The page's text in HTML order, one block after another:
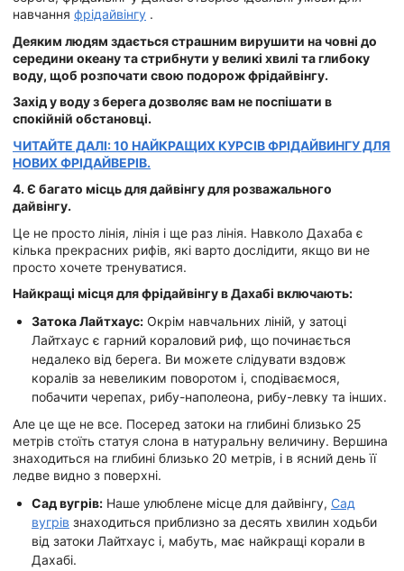
навчання фрідайвінгу .
Деяким людям здається страшним вирушити на човні до
середини океану та стрибнути у великі хвилі та глибоку
воду, щоб розпочати свою подорож фрідайвінгу.
Захід у воду з берега дозволяє вам не поспішати в
спокійній обстановці.
ЧИТАЙТЕ ДАЛІ: 10 НАЙКРАЩИХ КУРСІВ ФРІДАЙВИНГУ ДЛЯ
НОВИХ ФРІДАЙВЕРІВ.
4. Є багато місць для дайвінгу для розважального
дайвінгу.
Це не просто лінія, лінія і ще раз лінія. Навколо Дахаба є
кілька прекрасних рифів, які варто дослідити, якщо ви не
просто хочете тренуватися.
Найкращі місця для фрідайвінгу в Дахабі включають:
Затока Лайтхаус: Окрім навчальних ліній, у затоці
Лайтхаус є гарний кораловий риф, що починається
недалеко від берега. Ви можете слідувати вздовж
коралів за невеликим поворотом і, сподіваємося,
побачити черепах, рибу-наполеона, рибу-левку та інших.
Але це ще не все. Посеред затоки на глибині близько 25
метрів стоїть статуя слона в натуральну величину. Вершина
знаходиться на глибині близько 20 метрів, і в ясний день її
ледве видно з поверхні.
Сад вугрів: Наше улюблене місце для дайвінгу, Сад
вугрів знаходиться приблизно за десять хвилин ходьби
від затоки Лайтхаус і, мабуть, має найкращі корали в
Дахабі.